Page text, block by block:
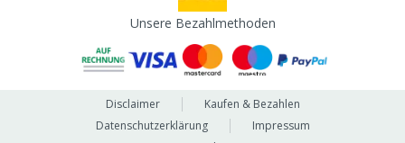
Unsere Bezahlmethoden
Disclaimer
Kaufen & Bezahlen
Datenschutzerklärung
Impressum